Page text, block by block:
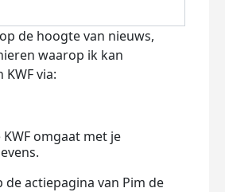
de hoogte van nieuws,
waarop ik kan
via:
KWF omgaat met je
de actiepagina van Pim de